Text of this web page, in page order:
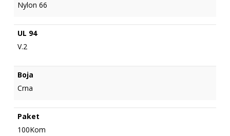
Nylon 66
UL 94
V.2
Boja
Crna
Paket
100Kom